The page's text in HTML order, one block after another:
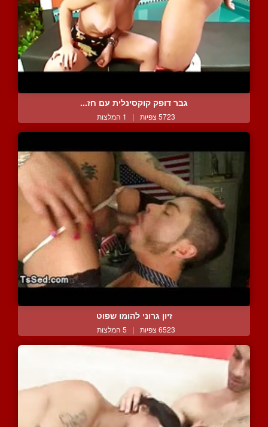
גבר דופק קוקסינלית עם חז...
5723 צפיות | 1 המלצות
זיון גרוני להומו שפוט
6523 צפיות | 5 המלצות